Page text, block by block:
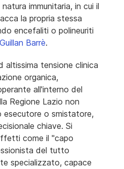
immunitaria, in cui il
la propria stessa
encefaliti o polineuriti
Barrè.
altissima tensione clinica
organica,
all'interno del
Regione Lazio non
esecutore o smistatore,
chiave. Si
come il "capo
del tutto
specializzato, capace